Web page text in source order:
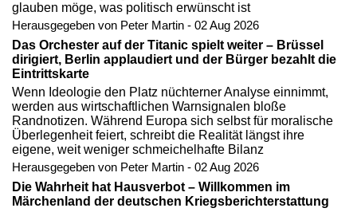
glauben möge, was politisch erwünscht ist
Herausgegeben von Peter Martin - 02 Aug 2026
Das Orchester auf der Titanic spielt weiter – Brüssel
dirigiert, Berlin applaudiert und der Bürger bezahlt die
Eintrittskarte
Wenn Ideologie den Platz nüchterner Analyse einnimmt,
werden aus wirtschaftlichen Warnsignalen bloße
Randnotizen. Während Europa sich selbst für moralische
Überlegenheit feiert, schreibt die Realität längst ihre
eigene, weit weniger schmeichelhafte Bilanz
Herausgegeben von Peter Martin - 02 Aug 2026
Die Wahrheit hat Hausverbot – Willkommen im
Märchenland der deutschen Kriegsberichterstattung